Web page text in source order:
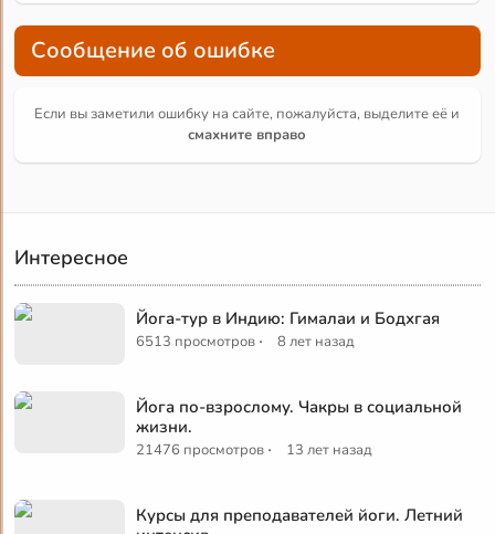
Сообщение об ошибке
Если вы заметили ошибку на сайте, пожалуйста, выделите её и
смахните вправо
Интересное
Йога-тур в Индию: Гималаи и Бодхгая
6513 просмотров · 8 лет назад
Йога по-взрослому. Чакры в социальной
жизни.
21476 просмотров · 13 лет назад
Курсы для преподавателей йоги. Летний